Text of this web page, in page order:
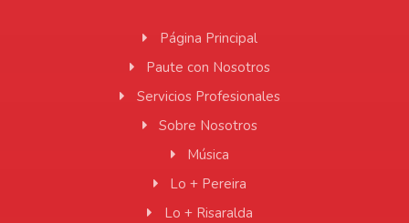
Página Principal
Paute con Nosotros
Servicios Profesionales
Sobre Nosotros
Música
Lo + Pereira
Lo + Risaralda